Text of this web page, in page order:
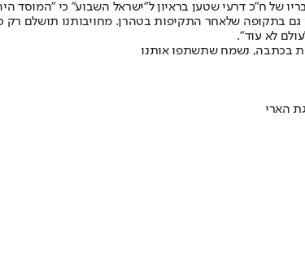
של ח"כ דרעי שטען בראיון ל"ישראל השבוע" כי
גם בתקופה שלאחר התקיפות בטהרן. מחויבותנו תושלם
לא עוד".
בכתבה, נשמח שתשתפו אותנו
הארי